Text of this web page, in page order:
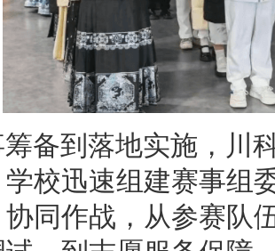
备到落地实施，川
校迅速组建赛事组
同作战，从参赛队